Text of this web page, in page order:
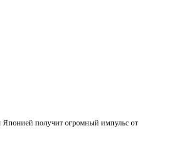
получит огромный импульс от